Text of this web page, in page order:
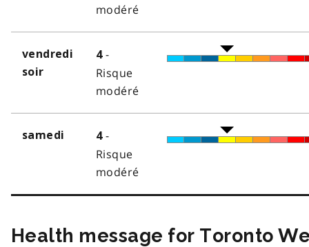
modéré
vendredi
soir
4-
Risque
modéré
samedi 4-
Risque
modéré
Health message for Toronto